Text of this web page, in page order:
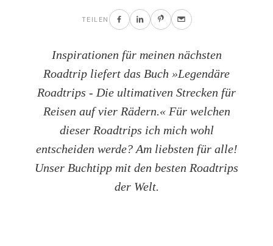
TEILEN
Inspirationen für meinen nächsten
Roadtrip liefert das Buch »Legendäre
Roadtrips - Die ultimativen Strecken für
Reisen auf vier Rädern.« Für welchen
dieser Roadtrips ich mich wohl
entscheiden werde? Am liebsten für alle!
Unser Buchtipp mit den besten Roadtrips
der Welt.